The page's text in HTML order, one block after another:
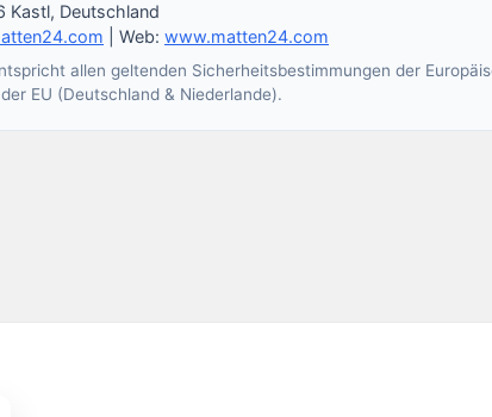
Kastl, Deutschland
| Web: www.matten24.com
allen geltenden Sicherheitsbestimmungen der
EU (Deutschland & Niederlande).